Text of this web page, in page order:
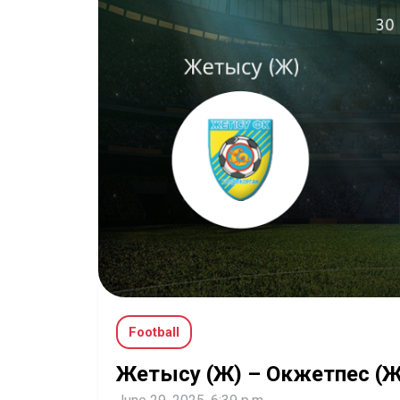
Football
Жетысу (Ж) – Окжетпес